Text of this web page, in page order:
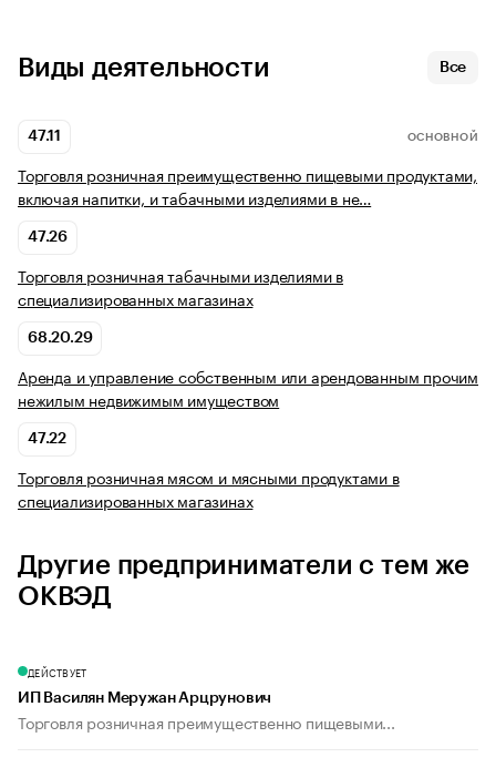
Виды деятельности Все
47.11 ОСНОВНОЙ
Торговля розничная преимущественно пищевыми продуктами,
включая напитки, и табачными изделиями в не…
47.26
Торговля розничная табачными изделиями в
специализированных магазинах
68.20.29
Аренда и управление собственным или арендованным прочим
нежилым недвижимым имуществом
47.22
Торговля розничная мясом и мясными продуктами в
специализированных магазинах
Другие предприниматели с тем же
ОКВЭД
ДЕЙСТВУЕТ
ИП Василян Меружан Арцрунович
Торговля розничная преимущественно пищевыми...